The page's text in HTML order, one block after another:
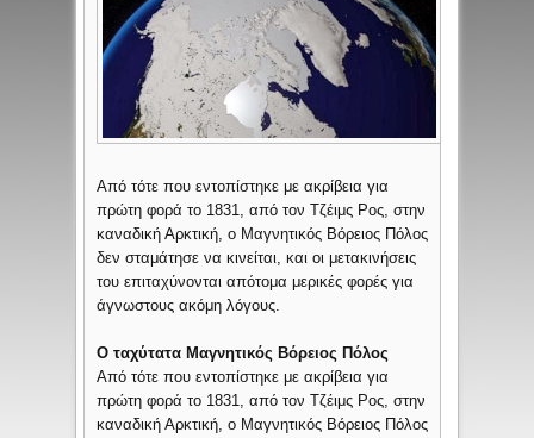
Από τότε που εντοπίστηκε με ακρίβεια για
πρώτη φορά το 1831, από τον Τζέιμς Ρος, στην
καναδική Αρκτική, ο Μαγνητικός Βόρειος Πόλος
δεν σταμάτησε να κινείται, και οι μετακινήσεις
του επιταχύνονται απότομα μερικές φορές για
άγνωστους ακόμη λόγους.
Ο ταχύτατα Μαγνητικός Βόρειος Πόλος
Από τότε που εντοπίστηκε με ακρίβεια για
πρώτη φορά το 1831, από τον Τζέιμς Ρος, στην
καναδική Αρκτική, ο Μαγνητικός Βόρειος Πόλος